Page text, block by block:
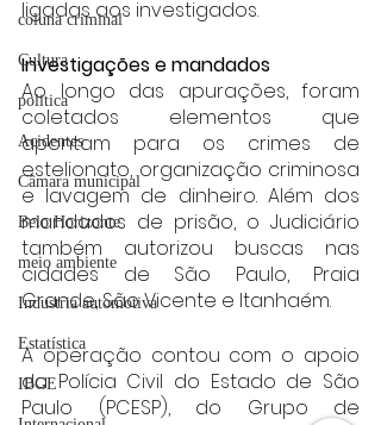
coluna criminal
Cultura
politica
Acidentes
Câmara municipal
Belo Horizonte
meio ambiente
Industria automotiva
Estatística
IBGE
ligadas aos investigados.
Investigações e mandados
Ao longo das apurações, foram
coletados elementos que
apontam para os crimes de
estelionato, organização criminosa
e lavagem de dinheiro. Além dos
mandados de prisão, o Judiciário
também autorizou buscas nas
cidades de São Paulo, Praia
Grande, São Vicente e Itanhaém.
A operação contou com o apoio
da Polícia Civil do Estado de São
Paulo (PCESP), do Grupo de